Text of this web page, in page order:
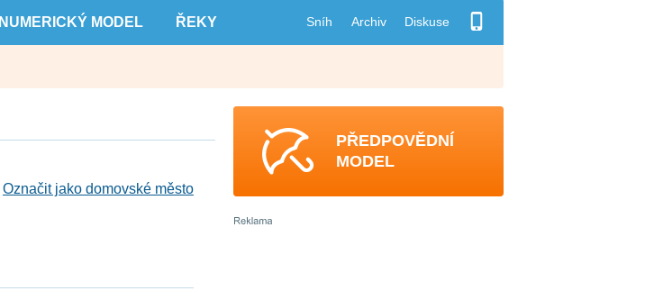
NUMERICKÝ MODEL ŘEKY Sníh Archiv Diskuse
Označit jako domovské město
PŘEDPOVĚDNÍ
MODEL